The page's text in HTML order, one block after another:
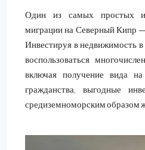
Один из самых простых и
миграции на Северный Кипр
Инвестируя в недвижимость
воспользоваться
включая получение вида на
гражданства, выгодные
средиземноморским образом